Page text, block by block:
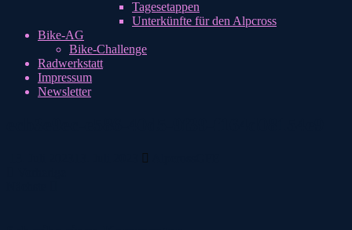
Tagesetappen
Unterkünfte für den Alpcross
Bike-AG
Bike-Challenge
Radwerkstatt
Impressum
Newsletter